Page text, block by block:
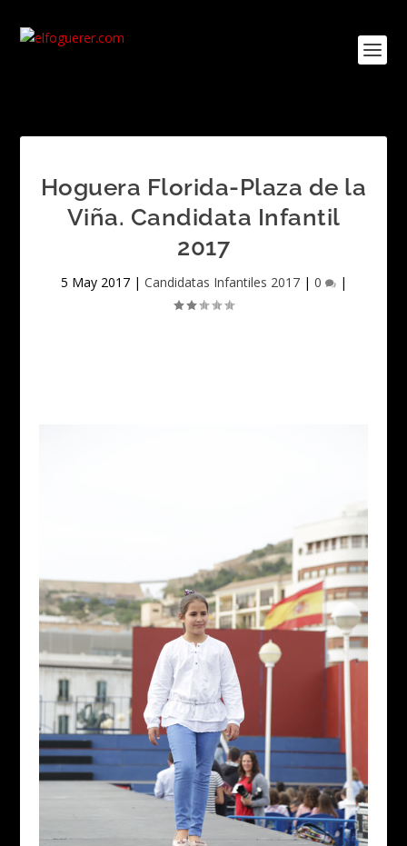
Hoguera Florida-Plaza de la
Viña. Candidata Infantil
2017
5 May 2017| Candidatas Infantiles 2017| 0 |